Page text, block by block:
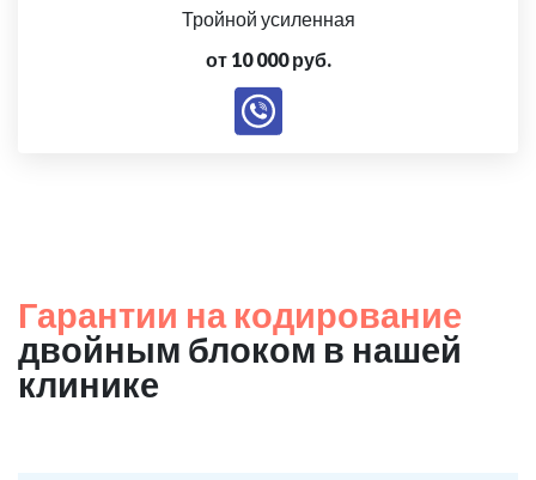
Тройной усиленная
от 10 000 руб.
Гарантии на кодирование
двойным блоком в нашей
клинике